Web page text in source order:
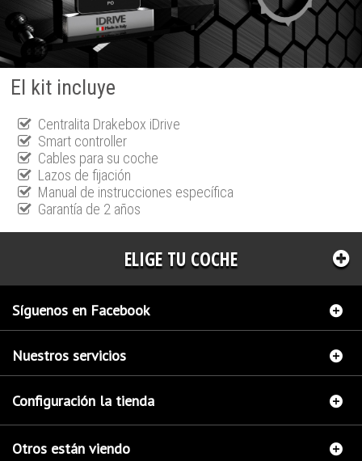
El kit incluye
Centralita Drakebox iDrive
Smart controller
Cables para su coche
Lazos de fijación
Manual de instrucciones específica
Garantía de 2 años
ELIGE TU COCHE
Síguenos en Facebook
Nuestros servicios
Configuración la tienda
Otros están viendo